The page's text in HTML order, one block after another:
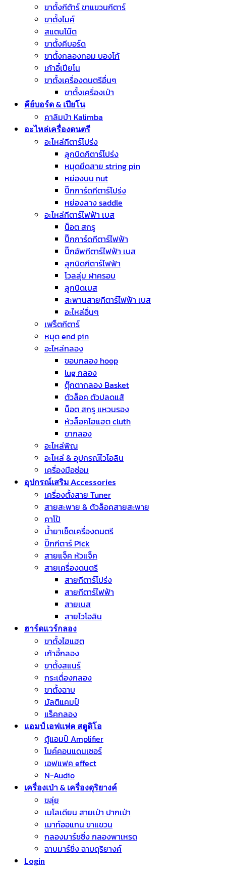
ขาตั้งกีต้าร์ ขาแขวนกีตาร์
ขาตั้งไมค์
สแตนโน๊ต
ขาตั้งคีบอร์ด
ขาตั้งกลองทอม บองโก้
เก้าอี้เปียโน
ขาตั้งเครื่องดนตรีอื่นๆ
ขาตั้งเครื่องเป่า
คีย์บอร์ด & เปียโน
คาลิมบ้า Kalimba
อะไหล่เครื่องดนตรี
อะไหล่กีตาร์โปร่ง
ลูกบิดกีตาร์โปร่ง
หมุดยึดสาย string pin
หย่องบน nut
ปิ๊กการ์ดกีตาร์โปร่ง
หย่องลาง saddle
อะไหล่กีตาร์ไฟฟ้า เบส
น็อต สกรู
ปิ๊กการ์ดกีตาร์ไฟฟ้า
ปิ๊กอัพกีตาร์ไฟฟ้า เบส
ลูกบิดกีตาร์ไฟฟ้า
โวลลุ่ม ฝาครอบ
ลูกบิดเบส
สะพานสายกีตาร์ไฟฟ้า เบส
อะไหล่อื่นๆ
เฟร็ตกีตาร์
หมุด end pin
อะไหล่กลอง
ขอบกลอง hoop
lug กลอง
ตุ๊กตากลอง Basket
ตัวล็อค ตัวปลดแส้
น็อต สกรู แหวนรอง
หัวล็อคไฮแฮต cluth
ขากลอง
อะไหล่พิณ
อะไหล่ & อุปกรณ์ไวโอลิน
เครื่องมือซ่อม
อุปกรณ์เสริม Accessories
เครื่องตั้งสาย Tuner
สายสะพาย & ตัวล็อคสายสะพาย
คาโป้
น้ำยาเช็ดเครื่องดนตรี
ปิ๊กกีตาร์ Pick
สายแจ็ค หัวแจ็ค
สายเครื่องดนตรี
สายกีตาร์โปร่ง
สายกีตาร์ไฟฟ้า
สายเบส
สายไวโอลิน
ฮาร์ดแวร์กลอง
ขาตั้งไฮแฮต
เก้าอี้กลอง
ขาตั้งสแนร์
กระเดื่องกลอง
ขาตั้งฉาบ
มัลติแคมป์
แร็คกลอง
แอมป์ เอฟแฟค สตูดิโอ
ตู้แอมป์ Amplifier
ไมค์คอนแดนเซอร์
เอฟแฟค effect
N-Audio
เครื่องเป่า & เครื่องดุริยางค์
ขลุ่ย
เมโลเดียน สายเป่า ปากเป่า
เมาท์ออแกน ขาแขวน
กลองมาร์ชชิ่ง กลองพาเหรด
ฉาบมาร์ชิ่ง ฉาบดุริยางค์
Login